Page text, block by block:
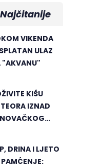
Najčitanije
VIKENDA
ULAZ
"AKVANU"
KIŠU
IZNAD
DRINA I LJETO